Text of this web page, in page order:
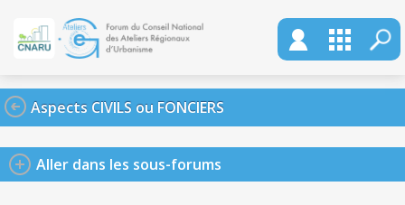
Aspects CIVILS ou FONCIERS
Aller dans les sous-forums